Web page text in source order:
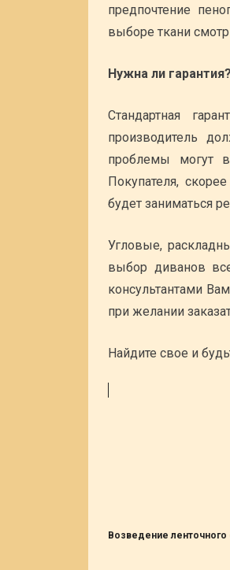
предпочтение
выборе ткани
Нужна ли гарантия?
Стандартная
производитель
проблемы могут
Покупателя,
будет заниматься
Угловые,
выбор диванов
консультантами
при желании
Найдите свое и
Возведение